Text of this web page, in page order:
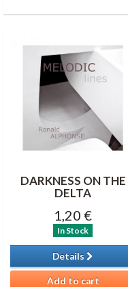
DARKNESS ON THE
DELTA
1,20 €
In Stock
Details
Add to cart